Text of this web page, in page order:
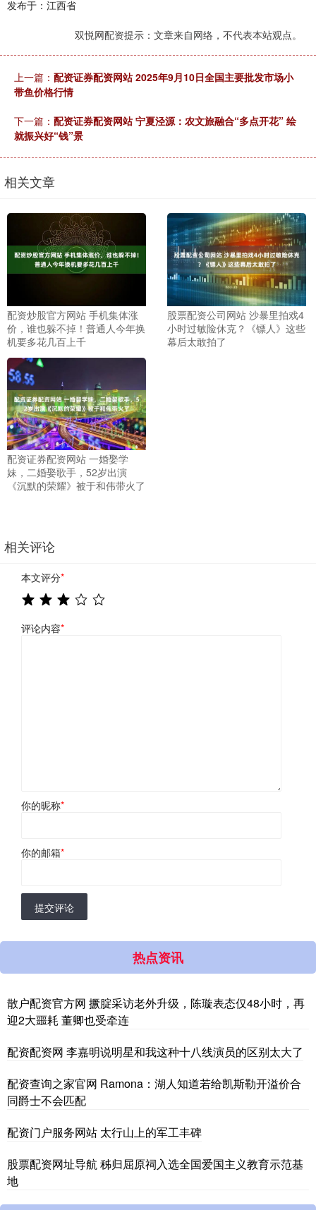
发布于：江西省
双悦网配资提示：文章来自网络，不代表本站观点。
上一篇： 配资证券配资网站 2025年9月10日全国主要批发市场小
带鱼价格行情
下一篇： 配资证券配资网站 宁夏泾源：农文旅融合“多点开花” 绘
就振兴好“钱”景
相关文章
配资炒股官方网站 手机集体涨
价，谁也躲不掉！普通人今年换
机要多花几百上千
股票配资公司网站 沙暴里拍戏4
小时过敏险休克？《镖人》这些
幕后太敢拍了
配资证券配资网站 一婚娶学
妹，二婚娶歌手，52岁出演
《沉默的荣耀》被于和伟带火了
相关评论
本文评分*
评论内容*
你的昵称*
你的邮箱*
提交评论
热点资讯
散户配资官方网 撅腚采访老外升级，陈璇表态仅48小时，再
迎2大噩耗 董卿也受牵连
配资配资网 李嘉明说明星和我这种十八线演员的区别太大了
配资查询之家官网 Ramona：湖人知道若给凯斯勒开溢价合
同爵士不会匹配
配资门户服务网站 太行山上的军工丰碑
股票配资网址导航 秭归屈原祠入选全国爱国主义教育示范基
地